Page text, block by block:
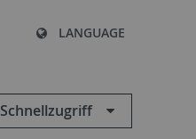
LANGUAGE
Schnellzugriff